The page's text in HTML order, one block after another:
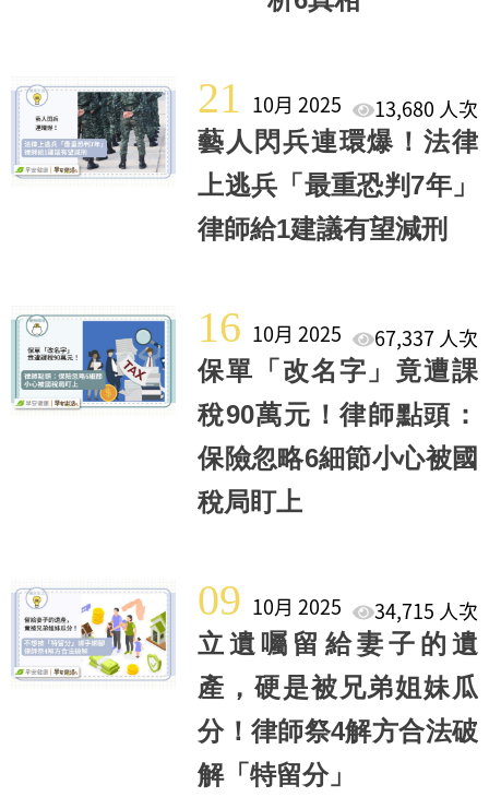
21 10月 2025
13,680 人次
藝人閃兵連環爆！法律
上逃兵「最重恐判7年」
律師給1建議有望減刑
16 10月 2025
67,337 人次
保單「改名字」竟遭課
稅90萬元！律師點頭：
保險忽略6細節小心被國
稅局盯上
09 10月 2025
34,715 人次
立遺囑留給妻子的遺
產，硬是被兄弟姐妹瓜
分！律師祭4解方合法破
解「特留分」